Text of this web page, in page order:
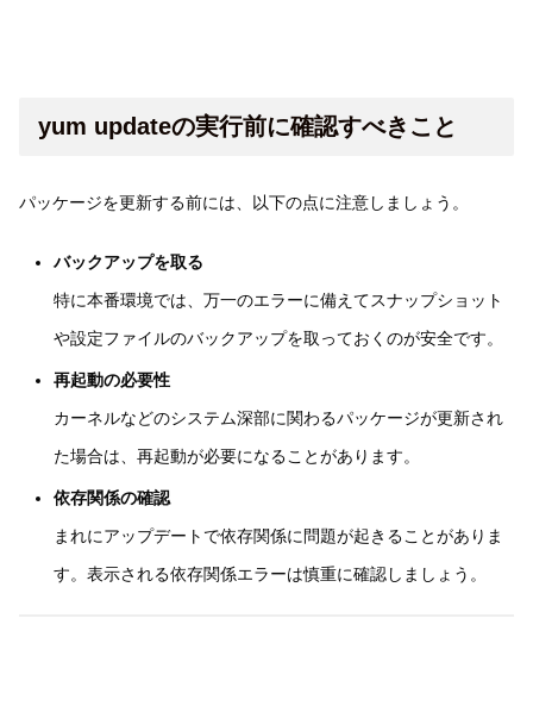
yum updateの実行前に確認すべきこと
パッケージを更新する前には、以下の点に注意しましょう。
バックアップを取る
特に本番環境では、万一のエラーに備えてスナップショット
や設定ファイルのバックアップを取っておくのが安全です。
再起動の必要性
カーネルなどのシステム深部に関わるパッケージが更新され
た場合は、再起動が必要になることがあります。
依存関係の確認
まれにアップデートで依存関係に問題が起きることがありま
す。表示される依存関係エラーは慎重に確認しましょう。